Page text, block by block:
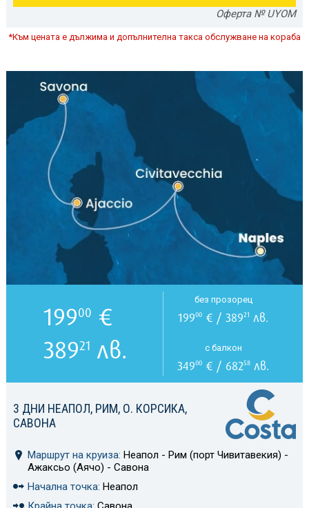
Оферта № UYOM
*Към цената е дължима и допълнителна такса обслужване на кораба
3 ДНИ НЕАПОЛ, РИМ, О. КОРСИКА,
САВОНА
Маршрут на круиза: Неапол - Рим (порт Чивитавекия) -
Ажаксьо (Аячо) - Савона
Начална точка: Неапол
19900 €
38921 лв.
без прозорец
19900 € / 38921 лв.
с балкон
34900 € / 68258 лв.